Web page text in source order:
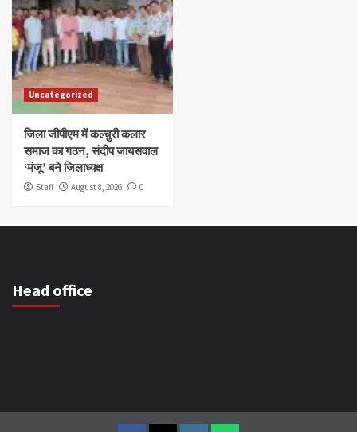
Uncategorized
जिला जीपीएम में कल्चुरी कलार
समाज का गठन, संदीप जायसवाल
‘मंजू’ बने जिलाध्यक्ष
Staff August 8, 2026 0
Head office